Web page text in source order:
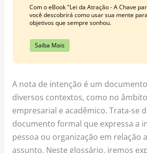
Com o eBook "Lei da Atração - A Chave
você descobrirá como usar sua mente
objetivos que sempre sonhou.
Saiba Mais
A nota de intenção é um
diversos contextos, como no
empresarial e acadêmico. Trata-se
documento formal que expressa a
pessoa ou organização em relação
assunto. Neste glossário, iremos